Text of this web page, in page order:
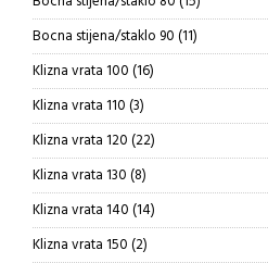
proizvoda
Bocna stijena/staklo 90 1111
proizvoda
Klizna vrata 100 1616
proizvoda
Klizna vrata 110 33
proizvoda
Klizna vrata 120 2222
proizvoda
Klizna vrata 130 88
proizvoda
Klizna vrata 140 1414
proizvoda
Klizna vrata 150 22